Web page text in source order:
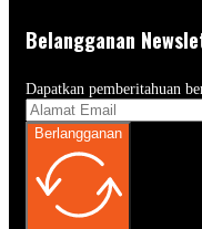
Belangganan
Dapatkan pemberitahuan
Berlangganan